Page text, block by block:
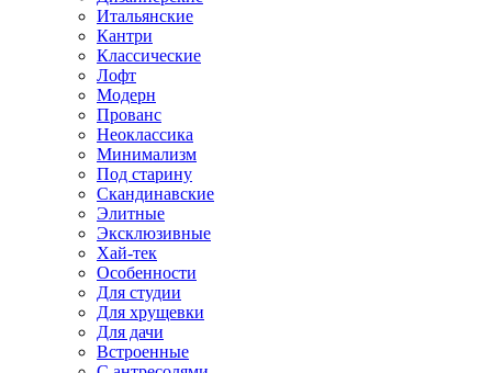
Итальянские
Кантри
Классические
Лофт
Модерн
Прованс
Неоклассика
Минимализм
Под старину
Скандинавские
Элитные
Эксклюзивные
Хай-тек
Особенности
Для студии
Для хрущевки
Для дачи
Встроенные